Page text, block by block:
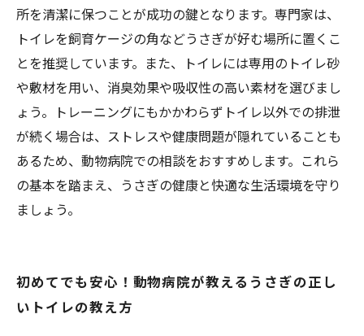
所を清潔に保つことが成功の鍵となります。専門家は、
トイレを飼育ケージの角などうさぎが好む場所に置くこ
とを推奨しています。また、トイレには専用のトイレ砂
や敷材を用い、消臭効果や吸収性の高い素材を選びまし
ょう。トレーニングにもかかわらずトイレ以外での排泄
が続く場合は、ストレスや健康問題が隠れていることも
あるため、動物病院での相談をおすすめします。これら
の基本を踏まえ、うさぎの健康と快適な生活環境を守り
ましょう。
初めてでも安心！動物病院が教えるうさぎの正し
いトイレの教え方